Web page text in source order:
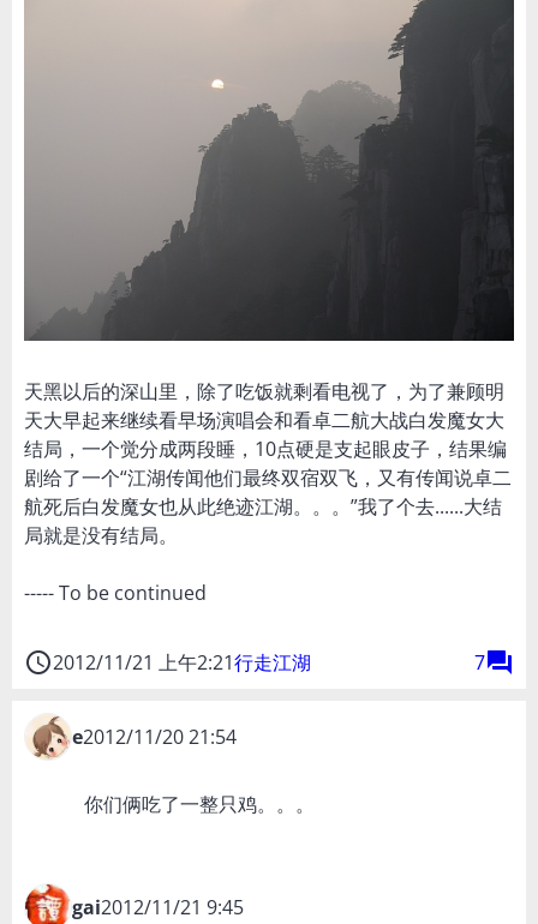
天黑以后的深山里，除了吃饭就剩看电视了，为了兼顾明
天大早起来继续看早场演唱会和看卓二航大战白发魔女大
结局，一个觉分成两段睡，10点硬是支起眼皮子，结果编
剧给了一个“江湖传闻他们最终双宿双飞，又有传闻说卓二
航死后白发魔女也从此绝迹江湖。。。”我了个去......大结
局就是没有结局。
----- To be continued
access_time2012/11/21 上午2:21行走江湖 7forum
e2012/11/20 21:54
你们俩吃了一整只鸡。。。
gai2012/11/21 9:45